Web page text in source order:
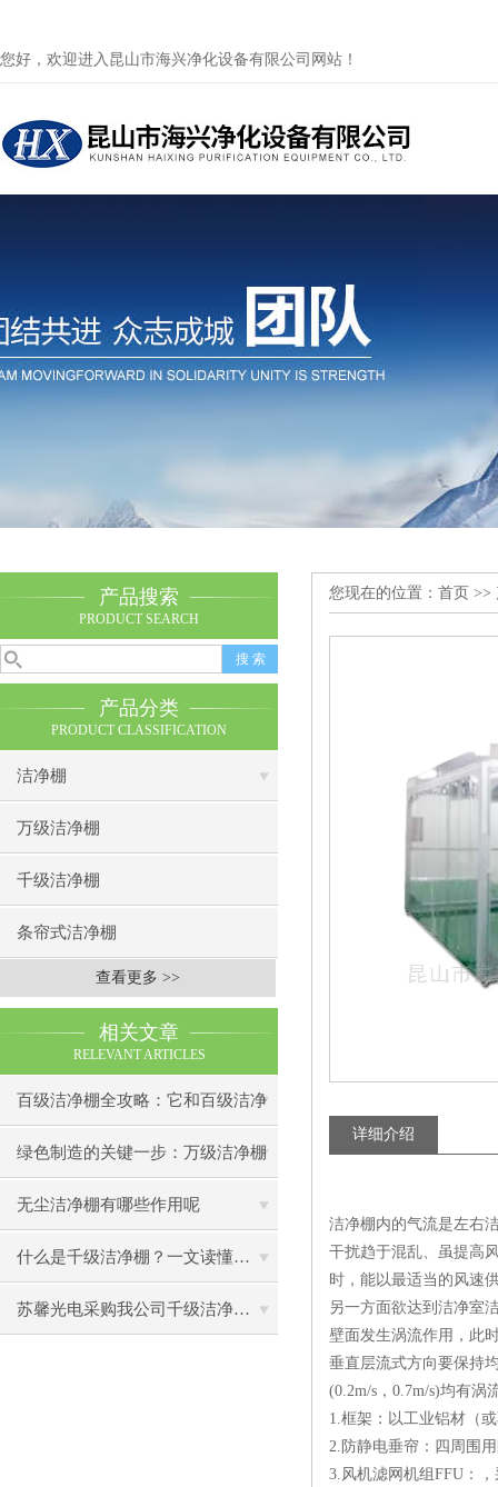
您好，欢迎进入昆山市海兴净化设备有限公司网站！
产品搜索
PRODUCT SEARCH
产品分类
PRODUCT CLASSIFICATION
洁净棚
万级洁净棚
千级洁净棚
条帘式洁净棚
查看更多 >>
相关文章
RELEVANT ARTICLES
百级洁净棚全攻略：它和百级洁净
室到底有什么区别？
绿色制造的关键一步：万级洁净棚
助力环保型半导体产业发展
无尘洁净棚有哪些作用呢
什么是千级洁净棚？一文读懂其结构特点与局部净化优势
苏馨光电采购我公司千级洁净棚普通工作台一批（7月07日）已顺利交货
您现在的位置： 首页 >>
详细介绍
洁净棚内的气流是左右
干扰趋于混乱、虽提高
时，能以最适当的风速
另一方面欲达到洁净室
壁面发生涡流作用，此
垂直层流式方向要保持
(0.2m/s，0.7m/s)均有涡
1.框架：以工业铝材（
2.防静电垂帘：四周围
3.风机滤网机组FFU：